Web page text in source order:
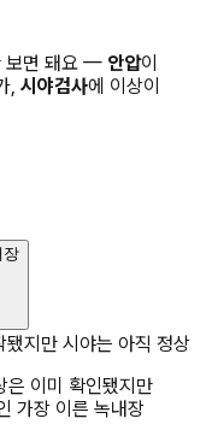
보면 돼요 — 안압이
, 시야검사에 이상이
장
됐지만 시야는 아직 정상
은 이미 확인됐지만
가장 이른 녹내장